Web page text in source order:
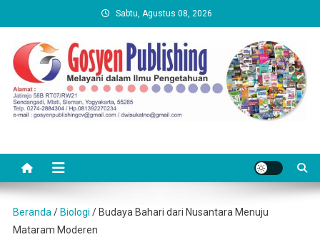
to
content
Sabtu, Agustus 08, 2026
Beranda/ Biologi / Budaya Bahari dari Nusantara Menuju
Mataram Moderen